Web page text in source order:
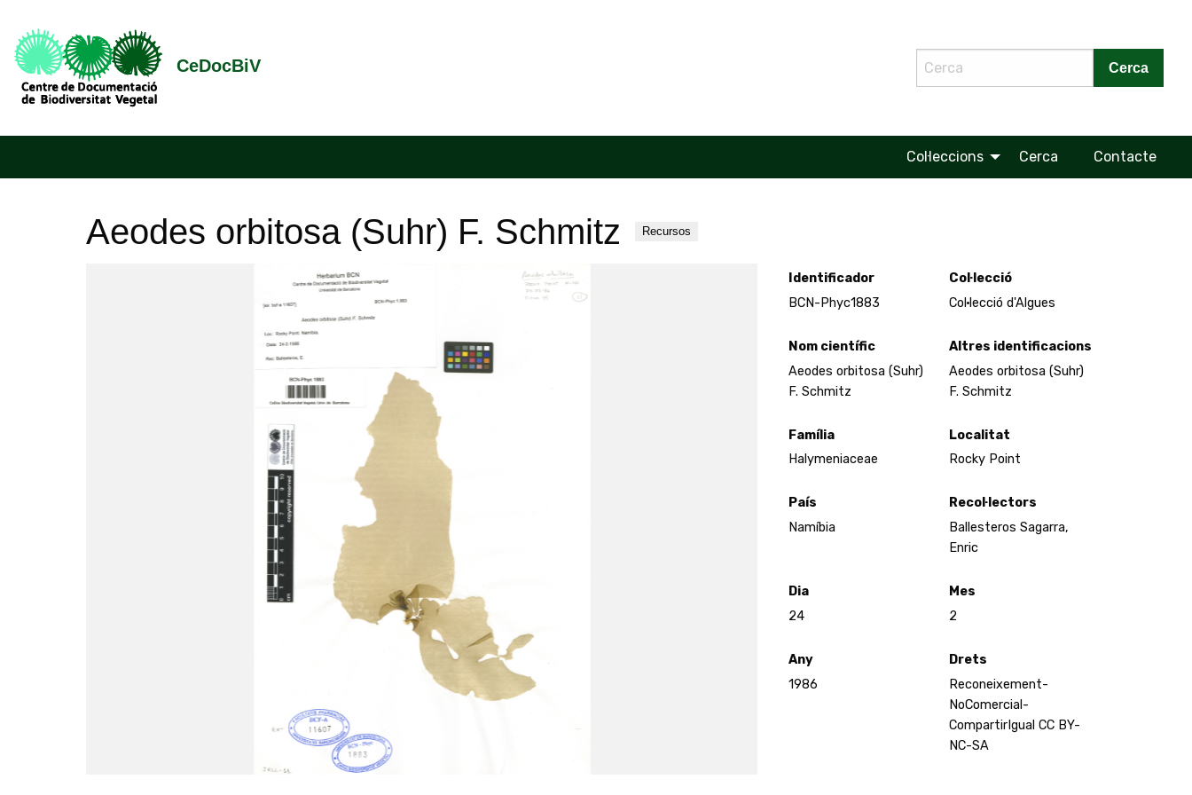
CeDocBiV Cerca
Col·leccions Cerca Contacte
Aeodes orbitosa (Suhr) F. Schmitz Recursos
Identificador
BCN-Phyc1883
Col·lecció
Col·lecció d'Algues
Nom científic
Aeodes orbitosa (Suhr)
F. Schmitz
Altres identificacions
Aeodes orbitosa (Suhr)
F. Schmitz
Família
Halymeniaceae
Localitat
Rocky Point
País
Namíbia
Recol·lectors
Ballesteros Sagarra,
Enric
Dia
24
Mes
2
Any
1986
Drets
Reconeixement-
NoComercial-
CompartirIgual CC BY-
NC-SA